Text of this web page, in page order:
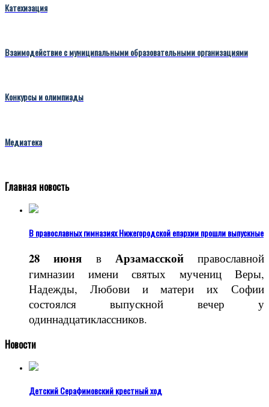
Катехизация
Взаимодействие с муниципальными образовательными организациями
Конкурсы и олимпиады
Медиатека
Главная новость
В православных гимназиях Нижегородской епархии прошли выпускные
28 июня в Арзамасскойправославной
гимназии имени святых мучениц Веры,
Надежды, Любови и матери их Софии
состоялся выпускной вечер у
одиннадцатиклассников.
Новости
Детский Серафимовский крестный ход